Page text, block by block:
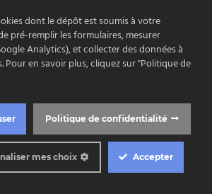
dont le dépôt est soumis à votre
pré-remplir les formulaires, mesurer
Analytics), et collecter des données à
Pour en savoir plus, cliquez sur "Politique de
Politique de confidentialité
Accepter
mes choix